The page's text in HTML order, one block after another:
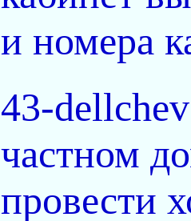
и номера
43-
частном
провести